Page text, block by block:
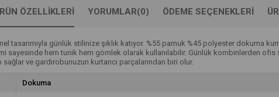
ÖZELLIKLERI YORUMLAR(0) ÖDEME SEÇENEKLERI
tasarımıyla günlük stilinize şıklık katıyor. %55 pamuk %45 polyester dokuma
sayesinde hem tunik hem gömlek olarak kullanılabilir. Günlük kombinlerden ofis
ve gardırobunuzun kurtarıcı parçalarından biri olur.
Dokuma